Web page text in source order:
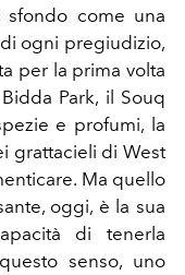
come una
ogni pregiudizio,
per la prima volta
Park, il Souq
e profumi, la
grattacieli di West
Ma quello
oggi, è la sua
di tenerla
senso, uno